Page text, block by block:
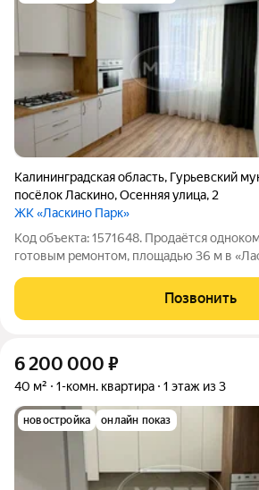
Калининградская область, Гурьевский
посёлок Ласкино,Осенняя улица, 2
ЖК «Ласкино Парк»
Код объекта: 1571648. Продаётся
готовым peмoнтом, плoщaдью 36 м в
Paccрочка 0% Отлично подойдет как
Длительная аренда
Позвонить
6 200 000 ₽
40 м² 1-комн. квартира 1 этаж из 3
новостройка онлайн показ